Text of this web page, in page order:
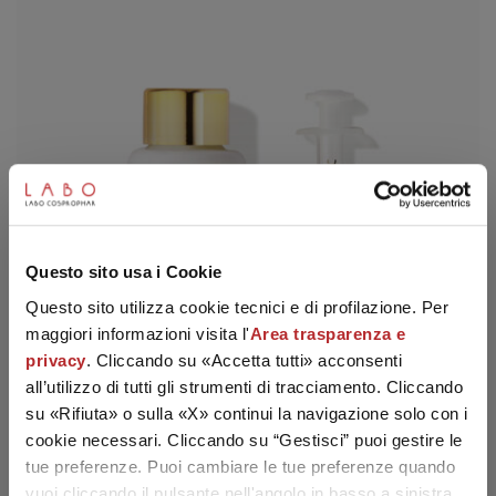
Questo sito usa i Cookie
Questo sito utilizza cookie tecnici e di profilazione. Per
maggiori informazioni visita l'Area trasparenza e
privacy. Cliccando su «Accetta tutti» acconsenti
all’utilizzo di tutti gli strumenti di tracciamento. Cliccando
su «Rifiuta» o sulla «X» continui la navigazione solo con i
cookie necessari. Cliccando su “Gestisci” puoi gestire le
tue preferenze. Puoi cambiare le tue preferenze quando